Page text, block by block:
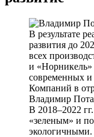
В результате
развития до
всех
и «Норникель»
современных и
Компаний в
Владимир
В 2018–2022
«зеленым» и
экологичными.